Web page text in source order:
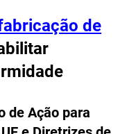
de
de Ação para